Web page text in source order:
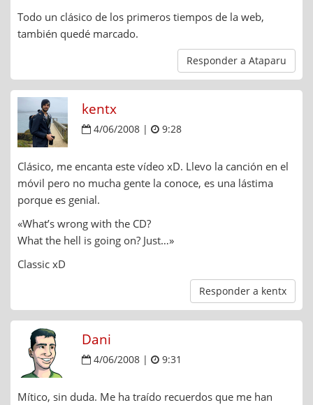
Todo un clásico de los primeros tiempos de la web,
también quedé marcado.
Responder a Ataparu
kentx
4/06/2008 | 9:28
Clásico, me encanta este vídeo xD. Llevo la canción en el
móvil pero no mucha gente la conoce, es una lástima
porque es genial.
«What’s wrong with the CD?
What the hell is going on? Just…»
Classic xD
Responder a kentx
Dani
4/06/2008 | 9:31
Mítico, sin duda. Me ha traído recuerdos que me han